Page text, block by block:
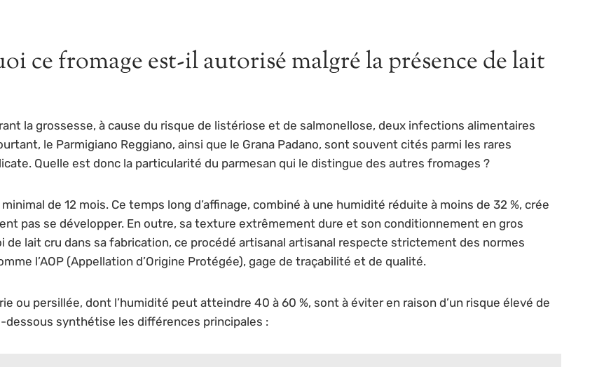
ce fromage est-il autorisé malgré la présence de lait
la grossesse, à cause du risque de listériose et de salmonellose, deux infections alimentaires
le Parmigiano Reggiano, ainsi que le Grana Padano, sont souvent cités parmi les rares
Quelle est donc la particularité du parmesan qui le distingue des autres fromages ?
de 12 mois. Ce temps long d’affinage, combiné à une humidité réduite à moins de 32 %, crée
pas se développer. En outre, sa texture extrêmement dure et son conditionnement en gros
de lait cru dans sa fabrication, ce procédé artisanal artisanal respecte strictement des normes
l’AOP (Appellation d’Origine Protégée), gage de traçabilité et de qualité.
ou persillée, dont l’humidité peut atteindre 40 à 60 %, sont à éviter en raison d’un risque élevé de
synthétise les différences principales :